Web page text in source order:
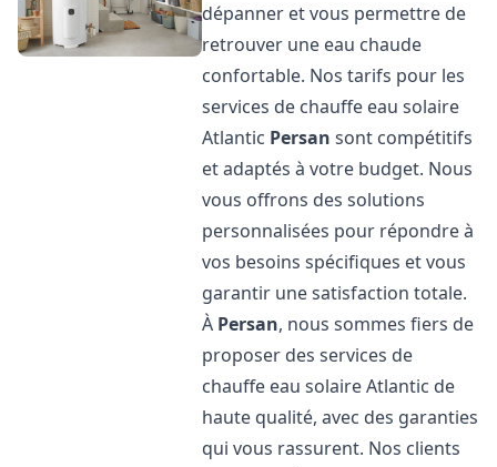
dépanner et vous permettre de
retrouver une eau chaude
confortable. Nos tarifs pour les
services de chauffe eau solaire
Atlantic Persan sont compétitifs
et adaptés à votre budget. Nous
vous offrons des solutions
personnalisées pour répondre à
vos besoins spécifiques et vous
garantir une satisfaction totale.
À Persan, nous sommes fiers de
proposer des services de
chauffe eau solaire Atlantic de
haute qualité, avec des garanties
qui vous rassurent. Nos clients